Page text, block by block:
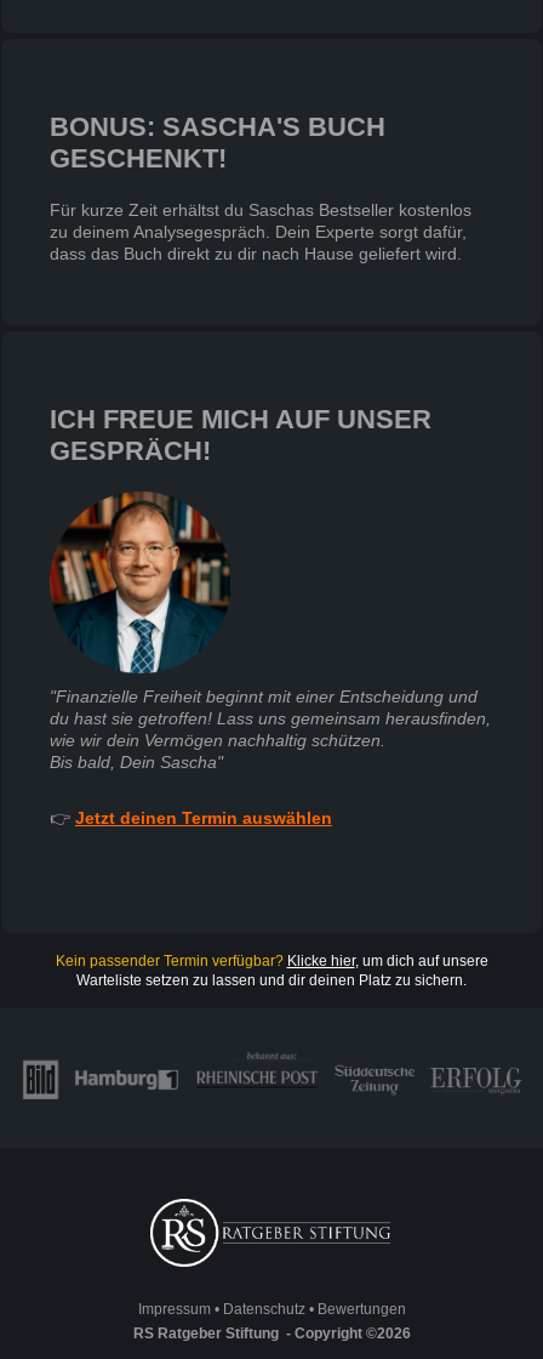
BONUS: SASCHA'S BUCH
GESCHENKT!
Für kurze Zeit erhältst du Saschas Bestseller kostenlos
zu deinem Analysegespräch. Dein Experte sorgt dafür,
dass das Buch direkt zu dir nach Hause geliefert wird.
ICH FREUE MICH AUF UNSER
GESPRÄCH!
"Finanzielle Freiheit beginnt mit einer Entscheidung und
du hast sie getroffen! Lass uns gemeinsam herausfinden,
wie wir dein Vermögen nachhaltig schützen.
Bis bald, Dein Sascha"
👉 Jetzt deinen Termin auswählen
Kein passender Termin verfügbar? Klicke hier, um dich auf unsere
Warteliste setzen zu lassen und dir deinen Platz zu sichern.
Impressum• Datenschutz• Bewertungen
RS Ratgeber Stiftung - Copyright ©2026